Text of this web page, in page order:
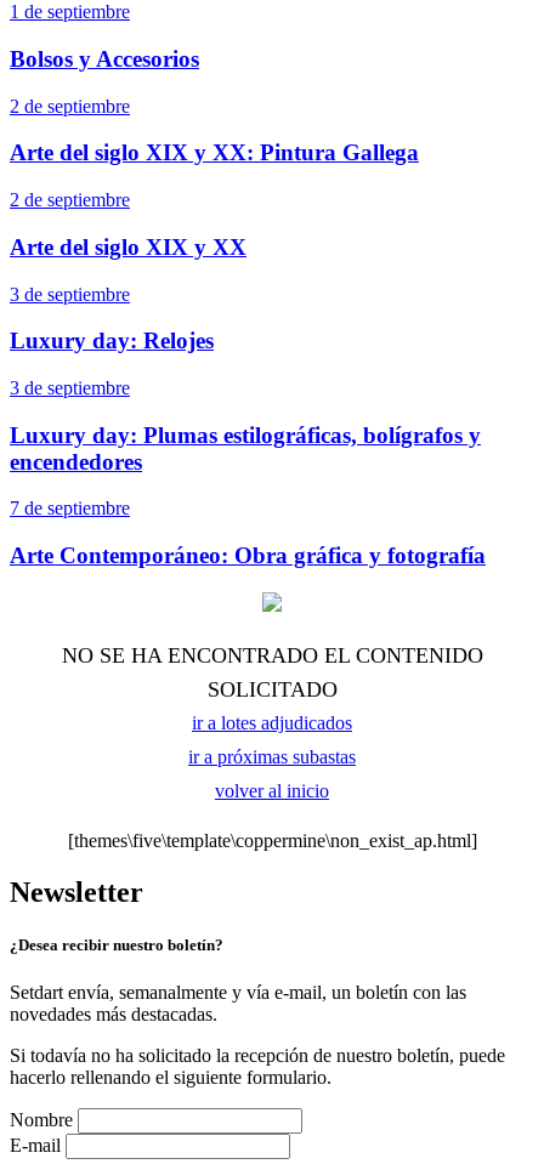
1 de septiembre
Bolsos y Accesorios
2 de septiembre
Arte del siglo XIX y XX: Pintura Gallega
2 de septiembre
Arte del siglo XIX y XX
3 de septiembre
Luxury day: Relojes
3 de septiembre
Luxury day: Plumas estilográficas, bolígrafos y
encendedores
7 de septiembre
Arte Contemporáneo: Obra gráfica y fotografía
NO SE HA ENCONTRADO EL CONTENIDO
SOLICITADO
ir a lotes adjudicados
ir a próximas subastas
volver al inicio
[themes\five\template\coppermine\non_exist_ap.html]
Newsletter
¿Desea recibir nuestro boletín?
Setdart envía, semanalmente y vía e-mail, un boletín con las
novedades más destacadas.
Si todavía no ha solicitado la recepción de nuestro boletín, puede
hacerlo rellenando el siguiente formulario.
Nombre
E-mail